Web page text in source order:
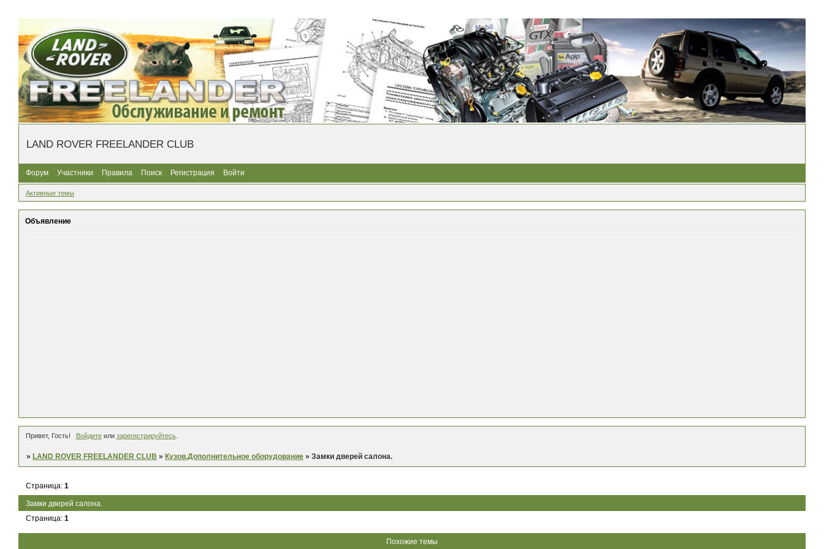
LAND ROVER FREELANDER CLUB
Форум Участники Правила Поиск Регистрация Войти
Активные темы
Объявление
Привет, Гость! Войдитеили зарегистрируйтесь.
»LAND ROVER FREELANDER CLUB »Кузов.Дополнительное оборудование »Замки дверей салона.
Замки дверей салона.
Страница:1
Страница:1
Похожие темы